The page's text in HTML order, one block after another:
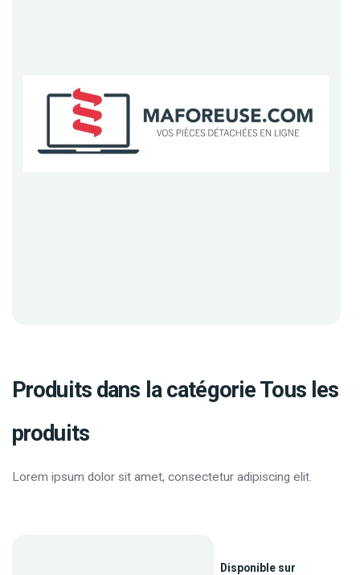
Produits dans la catégorie Tous les
produits
Lorem ipsum dolor sit amet, consectetur adipiscing elit.
Disponible sur